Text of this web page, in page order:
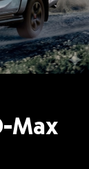
Max